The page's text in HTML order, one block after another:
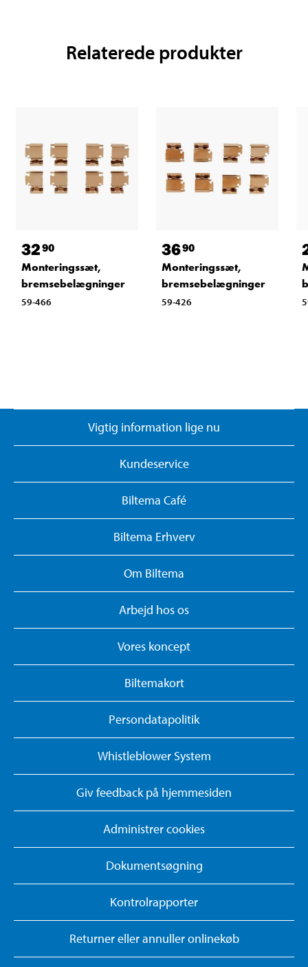
Relaterede produkter
3290
Monteringssæt,
bremsebelægninger
59-466
3690
Monteringssæt,
bremsebelægninger
59-426
Vigtig information lige nu
Kundeservice
Biltema Café
Biltema Erhverv
Om Biltema
Arbejd hos os
Vores koncept
Biltemakort
Persondatapolitik
Whistleblower System
Giv feedback på hjemmesiden
Administrer cookies
Dokumentsøgning
Kontrolrapporter
Returner eller annuller onlinekøb